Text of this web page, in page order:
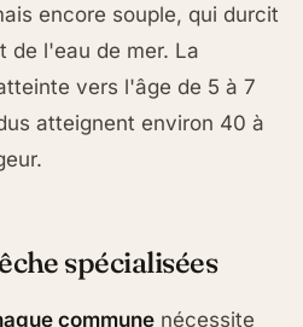
encore souple, qui durcit
de l'eau de mer. La
vers l'âge de 5 à 7
atteignent environ 40 à
spécialisées
commune nécessite